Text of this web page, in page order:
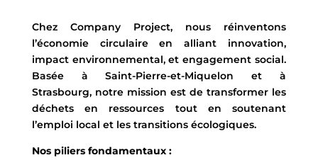
Chez Company Project, nous réinventons
l’économie circulaire en alliant innovation,
impact environnemental, et engagement social.
Basée à Saint-Pierre-et-Miquelon et à
Strasbourg, notre mission est de transformer les
déchets en ressources tout en soutenant
l’emploi local et les transitions écologiques.
Nos piliers fondamentaux :